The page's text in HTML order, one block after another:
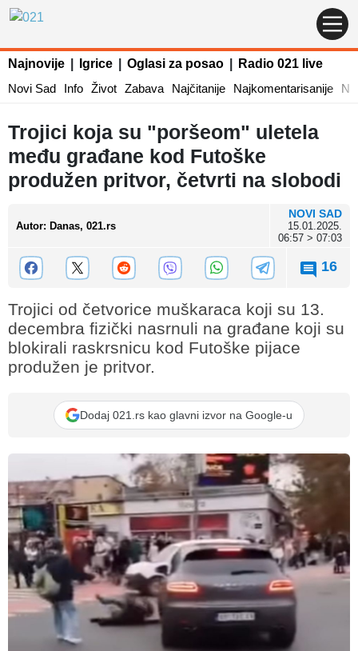
Najnovije Igrice Oglasi za posao
Radio 021 live
Novi Sad
Info Život Zabava Najčitanije Najkomentarisanije
Trojici koja su "poršeom" uletela
među građane kod Futoške
produžen pritvor, četvrti na slobodi
Autor: Danas, 021.rs
NOVI SAD
15.01.2025.
06:57 > 07:03
16
Trojici od četvorice muškaraca koji su 13.
decembra fizički nasrnuli na građane koji su
blokirali raskrsnicu kod Futoške pijace
produžen je pritvor.
Dodaj 021.rs kao glavni izvor na Google-u